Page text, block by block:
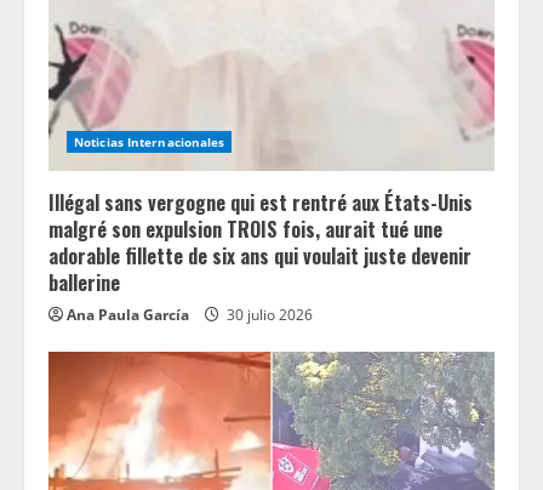
a
d
i
n
g
Noticias Internacionales
Illégal sans vergogne qui est rentré aux États-Unis
malgré son expulsion TROIS fois, aurait tué une
adorable fillette de six ans qui voulait juste devenir
ballerine
Ana Paula García 30 julio 2026